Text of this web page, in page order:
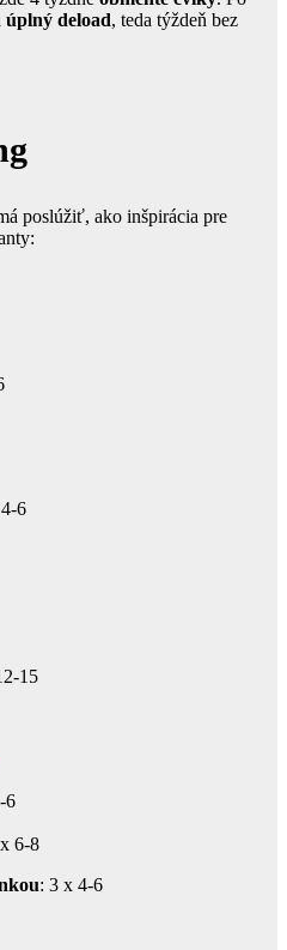
úplný deload, teda týždeň bez
poslúžiť, ako inšpirácia pre
6
15
6
6-8
: 3 x 4-6